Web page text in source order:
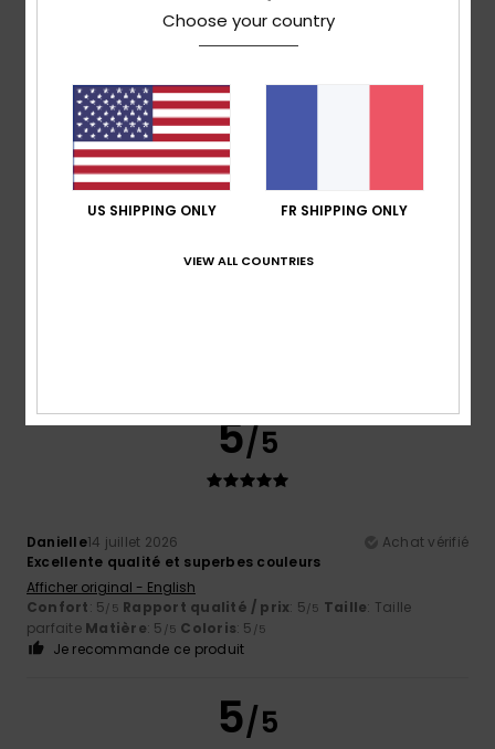
Coloris
5
5/5
Danielle14 juillet 2026
Achat vérifié
Excellente qualité et superbes couleurs
Afficher original - English
Confort: 5/5 Rapport qualité / prix: 5/5 Taille: Taille
parfaite Matière: 5 /5 Coloris: 5 /5
Je recommande ce produit
5/5
Choose your country
US SHIPPING ONLY FR SHIPPING ONLY
VIEW ALL COUNTRIES